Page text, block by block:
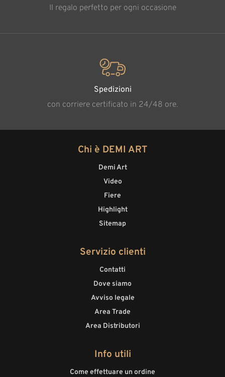
Il regalo perfetto per ogni occasione
Spedizioni
con corriere certificato in 24/48 ore.
Chi è DEMI ART
Demi Art
Video
Fiere
Highlight
Sitemap
Servizio clienti
Contatti
Dove siamo
Avviso legale
Area Trade
Area Distributori
Info utili
Come effettuare un ordine